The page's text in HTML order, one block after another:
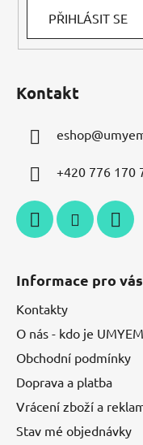
PŘIHLÁSIT SE
Kontakt
eshop@
+420 776 170
Informace pro vás
Kontakty
O nás - kdo je
Obchodní podmínky
Doprava a platba
Vrácení zboží a
Stav mé objednávky